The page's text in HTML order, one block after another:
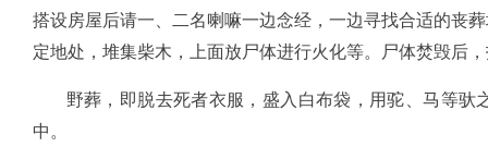
搭设房屋后请一、二名喇嘛一边念经，一边寻找合适的丧
定地处，堆集柴木，上面放尸体进行火化等。尸体焚毁后
野葬，即脱去死者衣服，盛入白布袋，用驼、马等驮
中。